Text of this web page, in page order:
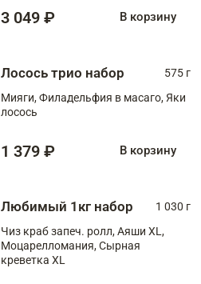
Тигровая креветка с моцареллой,
3 049 ₽ В корзину
Лосось трио набор
575 г
Мияги, Филадельфия в масаго, Яки
лосось
1 379 ₽ В корзину
Любимый 1кг набор
1 030 г
Чиз краб запеч. ролл, Аяши XL,
Моцарелломания, Сырная
креветка XL